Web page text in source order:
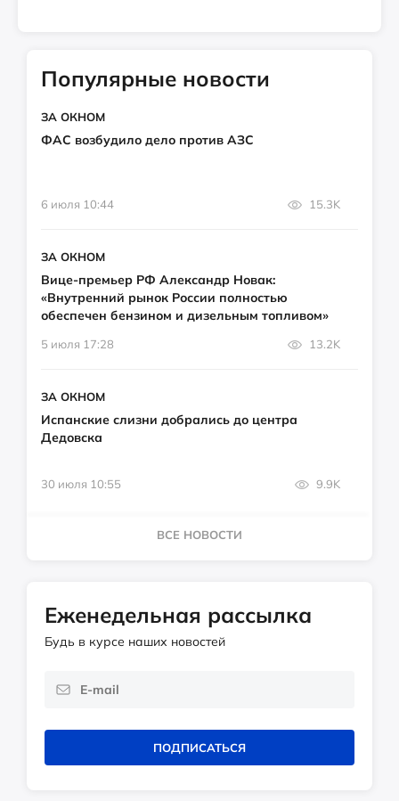
Популярные новости
ЗА ОКНОМ
ФАС возбудило дело против АЗС
6 июля 10:44 15.3K
ЗА ОКНОМ
Вице-премьер РФ Александр Новак:
«Внутренний рынок России полностью
обеспечен бензином и дизельным топливом»
5 июля 17:28 13.2K
ЗА ОКНОМ
Испанские слизни добрались до центра
Дедовска
30 июля 10:55 9.9K
ВСЕ НОВОСТИ
Еженедельная рассылка
Будь в курсе наших новостей
ПОДПИСАТЬСЯ